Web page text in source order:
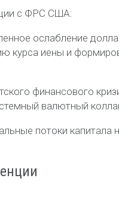
с ФРС США:
ослабление
курса иены и
финансового
валютный
потоки капитала